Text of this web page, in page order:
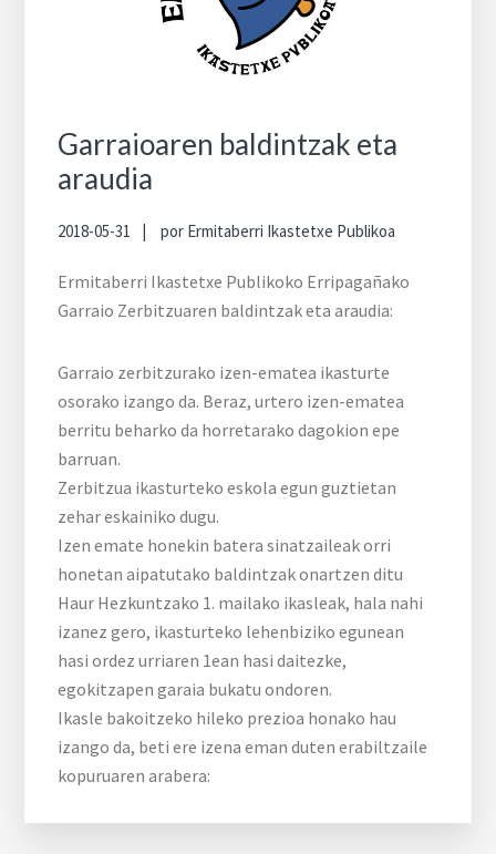
Garraioaren baldintzak eta
araudia
2018-05-31 por Ermitaberri Ikastetxe Publikoa
Ermitaberri Ikastetxe Publikoko Erripagañako
Garraio Zerbitzuaren baldintzak eta araudia:
Garraio zerbitzurako izen-ematea ikasturte
osorako izango da. Beraz, urtero izen-ematea
berritu beharko da horretarako dagokion epe
barruan.
Zerbitzua ikasturteko eskola egun guztietan
zehar eskainiko dugu.
Izen emate honekin batera sinatzaileak orri
honetan aipatutako baldintzak onartzen ditu
Haur Hezkuntzako 1. mailako ikasleak, hala nahi
izanez gero, ikasturteko lehenbiziko egunean
hasi ordez urriaren 1ean hasi daitezke,
egokitzapen garaia bukatu ondoren.
Ikasle bakoitzeko hileko prezioa honako hau
izango da, beti ere izena eman duten erabiltzaile
kopuruaren arabera: